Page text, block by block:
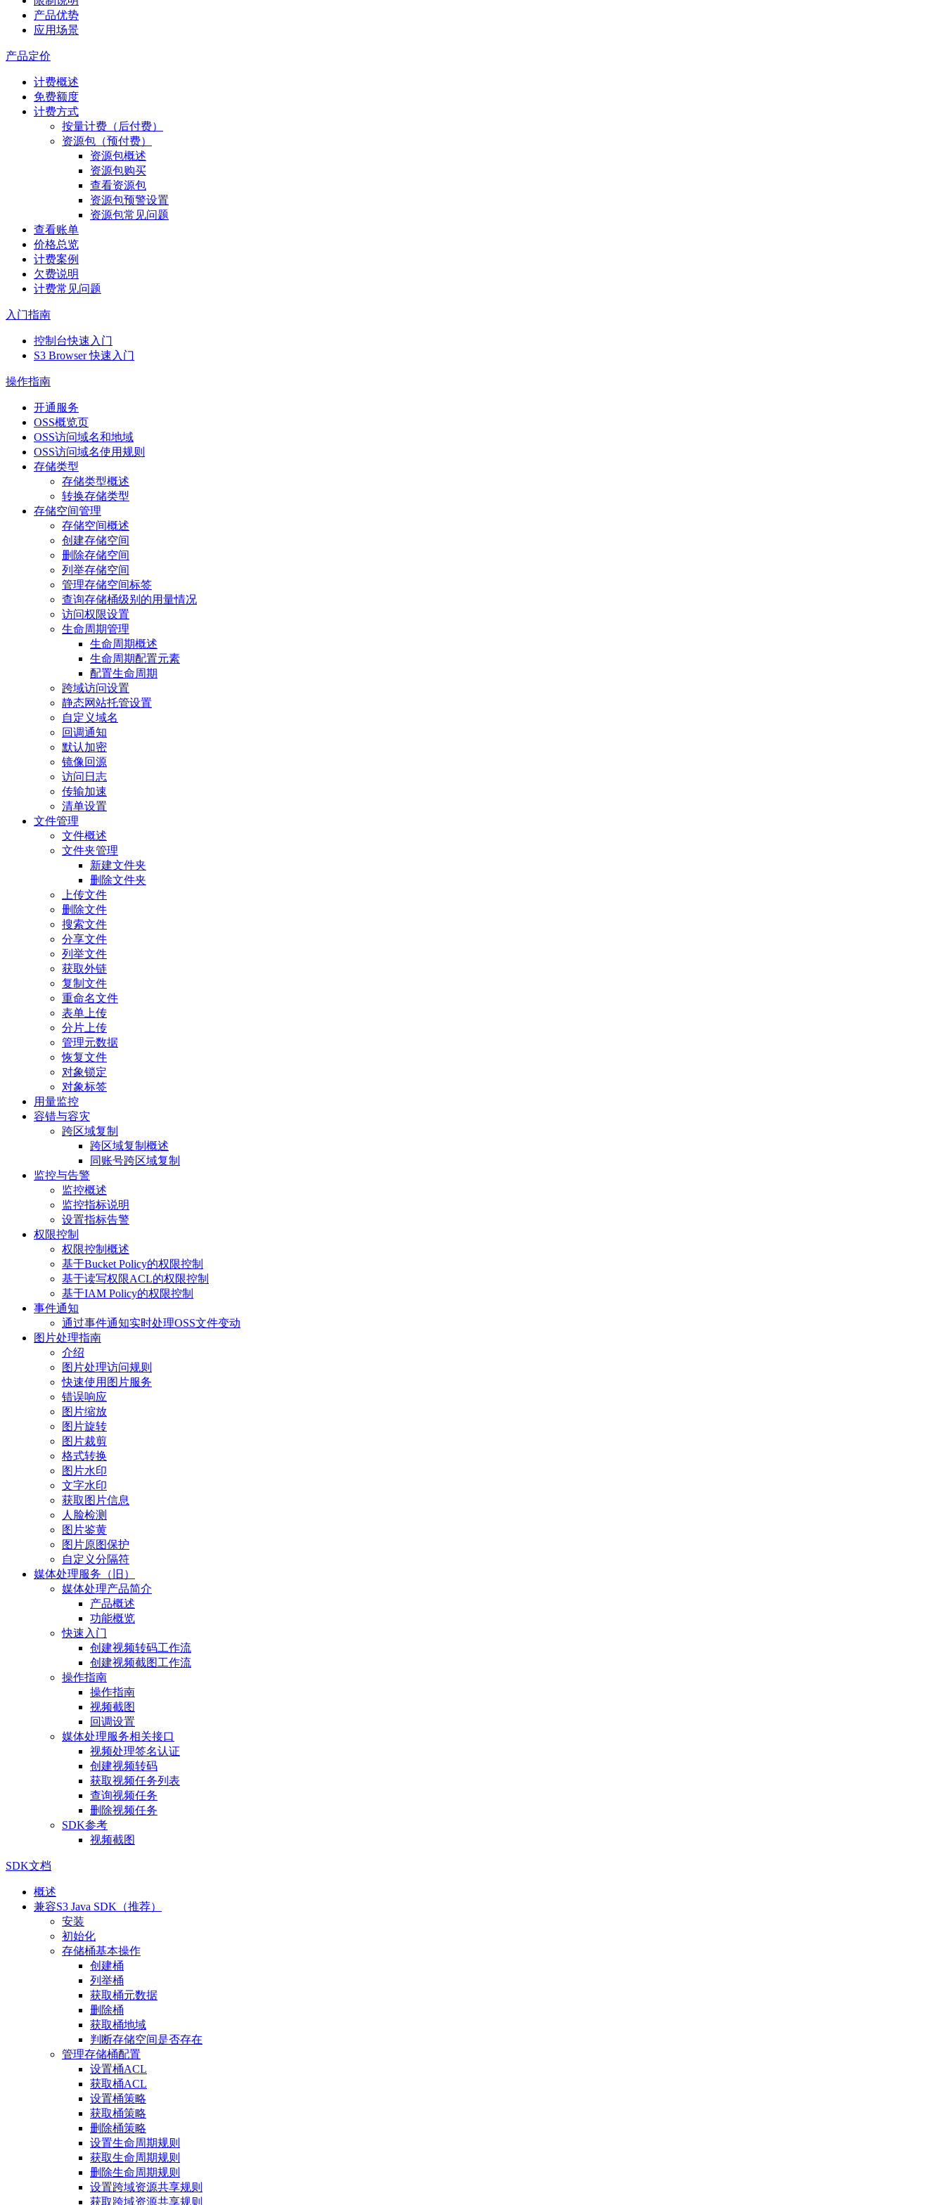
产品优势
应用场景
产品定价
计费概述
免费额度
计费方式
按量计费（后付费）
资源包（预付费）
资源包概述
资源包购买
查看资源包
资源包预警设置
资源包常见问题
查看账单
价格总览
计费案例
欠费说明
计费常见问题
入门指南
控制台快速入门
S3 Browser 快速入门
操作指南
开通服务
OSS概览页
OSS访问域名和地域
OSS访问域名使用规则
存储类型
存储类型概述
转换存储类型
存储空间管理
存储空间概述
创建存储空间
删除存储空间
列举存储空间
管理存储空间标签
查询存储桶级别的用量情况
访问权限设置
生命周期管理
生命周期概述
生命周期配置元素
配置生命周期
跨域访问设置
静态网站托管设置
自定义域名
回调通知
默认加密
镜像回源
访问日志
传输加速
清单设置
文件管理
文件概述
文件夹管理
新建文件夹
删除文件夹
上传文件
删除文件
搜索文件
分享文件
列举文件
获取外链
复制文件
重命名文件
表单上传
分片上传
管理元数据
恢复文件
对象锁定
对象标签
用量监控
容错与容灾
跨区域复制
跨区域复制概述
同账号跨区域复制
监控与告警
监控概述
监控指标说明
设置指标告警
权限控制
权限控制概述
基于Bucket Policy的权限控制
基于读写权限ACL的权限控制
基于IAM Policy的权限控制
事件通知
通过事件通知实时处理OSS文件变动
图片处理指南
介绍
图片处理访问规则
快速使用图片服务
错误响应
图片缩放
图片旋转
图片裁剪
格式转换
图片水印
文字水印
获取图片信息
人脸检测
图片鉴黄
图片原图保护
自定义分隔符
媒体处理服务（旧）
媒体处理产品简介
产品概述
功能概览
快速入门
创建视频转码工作流
创建视频截图工作流
操作指南
操作指南
视频截图
回调设置
媒体处理服务相关接口
视频处理签名认证
创建视频转码
获取视频任务列表
查询视频任务
删除视频任务
SDK参考
视频截图
SDK文档
概述
兼容S3 Java SDK（推荐）
安装
初始化
存储桶基本操作
创建桶
列举桶
获取桶元数据
删除桶
获取桶地域
判断存储空间是否存在
管理存储桶配置
设置桶ACL
获取桶ACL
设置桶策略
获取桶策略
删除桶策略
设置生命周期规则
获取生命周期规则
删除生命周期规则
设置跨域资源共享规则
获取跨域资源共享规则